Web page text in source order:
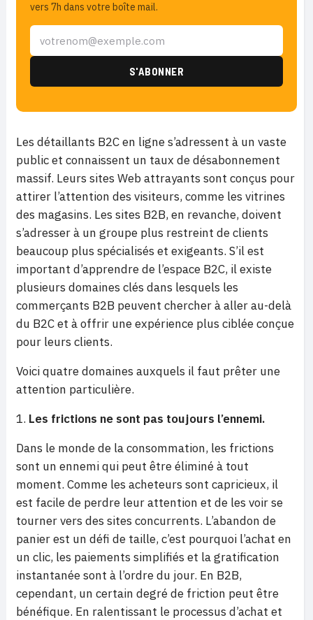
vers 7h dans votre boîte mail.
Les détaillants B2C en ligne s’adressent à un vaste
public et connaissent un taux de désabonnement
massif. Leurs sites Web attrayants sont conçus pour
attirer l’attention des visiteurs, comme les vitrines
des magasins. Les sites B2B, en revanche, doivent
s’adresser à un groupe plus restreint de clients
beaucoup plus spécialisés et exigeants. S’il est
important d’apprendre de l’espace B2C, il existe
plusieurs domaines clés dans lesquels les
commerçants B2B peuvent chercher à aller au-delà
du B2C et à offrir une expérience plus ciblée conçue
pour leurs clients.
Voici quatre domaines auxquels il faut prêter une
attention particulière.
Les frictions ne sont pas toujours l’ennemi.
Dans le monde de la consommation, les frictions
sont un ennemi qui peut être éliminé à tout
moment. Comme les acheteurs sont capricieux, il
est facile de perdre leur attention et de les voir se
tourner vers des sites concurrents. L’abandon de
panier est un défi de taille, c’est pourquoi l’achat en
un clic, les paiements simplifiés et la gratification
instantanée sont à l’ordre du jour. En B2B,
cependant, un certain degré de friction peut être
bénéfique. En ralentissant le processus d’achat et